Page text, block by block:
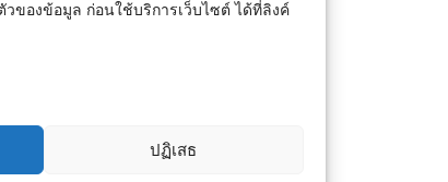
ของข้อมูล ก่อนใช้บริการเว็บไซต์ ได้ที่ลิงค์
ปฏิเสธ